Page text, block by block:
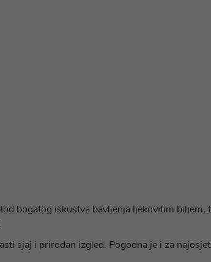
bogatog iskustva bavljenja ljekovitim biljem,
sjaj i prirodan izgled. Pogodna je i za